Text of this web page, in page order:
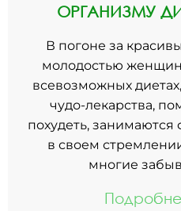
ОРГАНИЗМУ
В погоне за
молодостью
всевозможных
чудо-лекарства,
похудеть,
в своем
многие